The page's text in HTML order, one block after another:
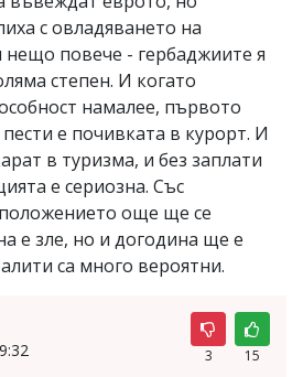
с овладяването на
повече - гербаджиите я
степен. И когато
намалее, първото
е почивката в курорт. И
в туризма, и без заплати
е сериозна. Със
още ще се
е зле, но и догодина ще е
са много вероятни.
3 15